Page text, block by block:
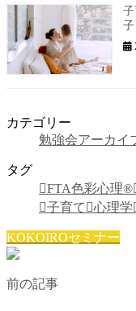
子
子
カテゴリー
勉強会アーカイ
タグ
FTA色彩心理®
子育て
心理学
KOKOIROセミナー
前の記事